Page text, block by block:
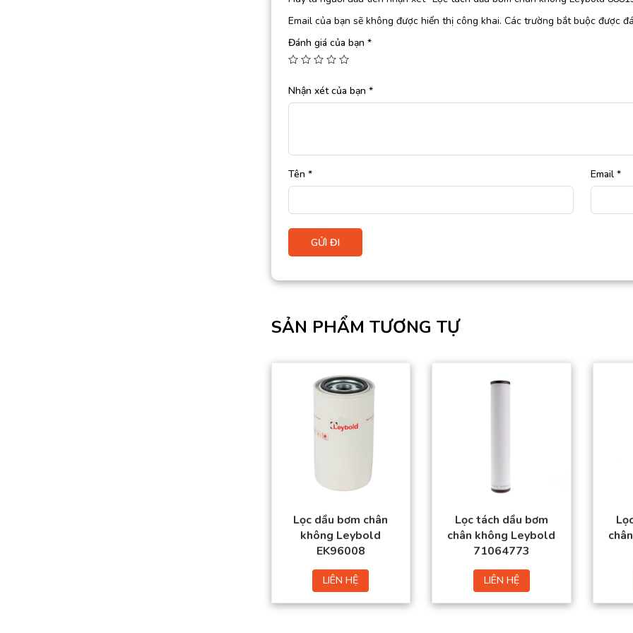
Email của bạn sẽ không được hiển thị công khai. Các trường bắt buộc được
Đánh giá của bạn *
Nhận xét của bạn *
Tên * Email *
SẢN PHẨM TƯƠNG TỰ
cao.
Hàng có sẵn trong
kho
Giao hàng toàn
quốc.
Lọc dầu bơm chân
không Leybold
EK96008
LIÊN HỆ
quốc.
Lọc tách dầu bơm
chân không Leybold
71064773
LIÊN HỆ